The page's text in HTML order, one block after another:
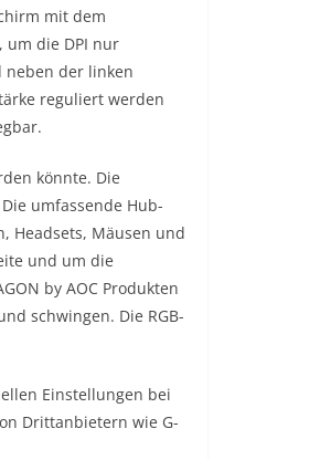
mit dem
um die DPI nur
neben der linken
reguliert werden
könnte. Die
umfassende Hub-
Headsets, Mäusen und
und um die
by AOC Produkten
schwingen. Die RGB-
Einstellungen bei
Drittanbietern wie G-